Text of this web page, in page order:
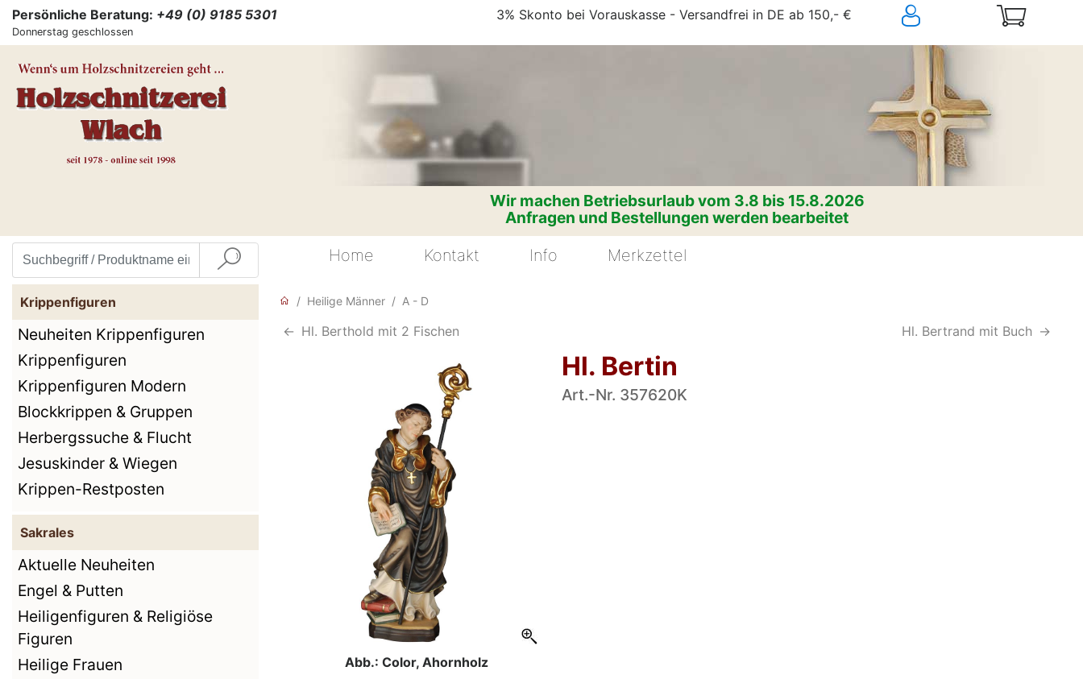
Persönliche Beratung: +49 (0) 9185 5301
Donnerstag geschlossen
3% Skonto bei Vorauskasse - Versandfrei in DE ab 150,- €
Wir machen Betriebsurlaub vom 3.8 bis 15.8.2026
Anfragen und Bestellungen werden bearbeitet
Home
Kontakt Info Merkzettel
Krippenfiguren
Neuheiten Krippenfiguren
Krippenfiguren
Krippenfiguren Modern
Blockkrippen & Gruppen
Herbergssuche & Flucht
Jesuskinder & Wiegen
Krippen-Restposten
Sakrales
Aktuelle Neuheiten
Engel & Putten
Heiligenfiguren & Religiöse
Figuren
Heilige Frauen
Heilige Männer A - D
<- Hl. Berthold mit 2 Fischen Hl. Bertrand mit Buch ->
Abb.: Color, Ahornholz
Hl. Bertin
Art.-Nr. 357620K